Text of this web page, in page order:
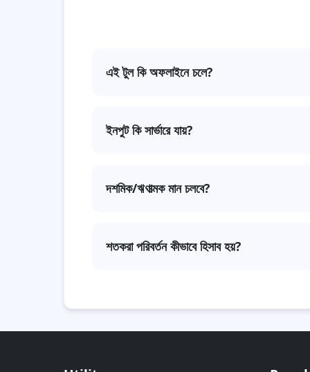
এই টুল কি অফলাইনে চলে?
ইনপুট কি সার্ভারে যায়?
দশমিক/ঋণাত্মক মান চলবে?
হ্যাঁ—সব ইনপুটে দশমিক সমর্থিত (
শতকরা পরিবর্তন কীভাবে হিসাব হয়?